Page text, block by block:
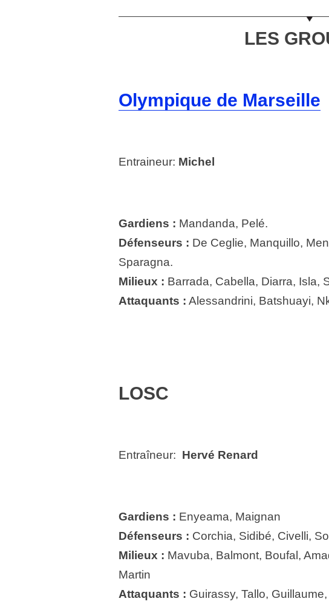
LES
Olympique de Marseille
Entraineur: Michel
Gardiens : Mandanda, Pelé.
Défenseurs : De Ceglie, Manquillo,
Sparagna.
Milieux : Barrada, Cabella, Diarra, Isla,
Attaquants : Alessandrini, Batshuayi,
LOSC
Entraîneur: Hervé Renard
Gardiens : Enyeama, Maignan
Défenseurs : Corchia, Sidibé, Civelli,
Milieux : Mavuba, Balmont, Boufal,
Martin
Attaquants : Guirassy, Tallo,